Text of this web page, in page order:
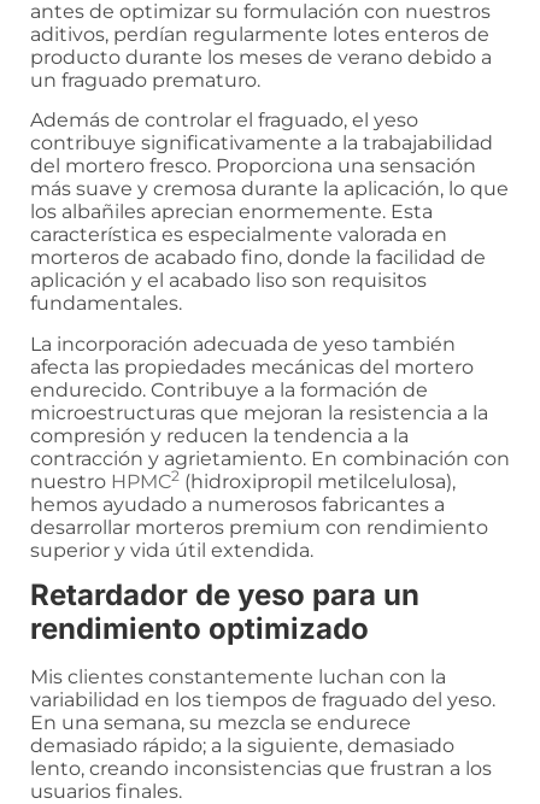
antes de optimizar su formulación con nuestros
aditivos, perdían regularmente lotes enteros de
producto durante los meses de verano debido a
un fraguado prematuro.
Además de controlar el fraguado, el yeso
contribuye significativamente a la trabajabilidad
del mortero fresco. Proporciona una sensación
más suave y cremosa durante la aplicación, lo que
los albañiles aprecian enormemente. Esta
característica es especialmente valorada en
morteros de acabado fino, donde la facilidad de
aplicación y el acabado liso son requisitos
fundamentales.
La incorporación adecuada de yeso también
afecta las propiedades mecánicas del mortero
endurecido. Contribuye a la formación de
microestructuras que mejoran la resistencia a la
compresión y reducen la tendencia a la
contracción y agrietamiento. En combinación con
nuestro HPMC2 (hidroxipropil metilcelulosa),
hemos ayudado a numerosos fabricantes a
desarrollar morteros premium con rendimiento
superior y vida útil extendida.
Retardador de yeso para un
rendimiento optimizado
Mis clientes constantemente luchan con la
variabilidad en los tiempos de fraguado del yeso.
En una semana, su mezcla se endurece
demasiado rápido; a la siguiente, demasiado
lento, creando inconsistencias que frustran a los
usuarios finales.